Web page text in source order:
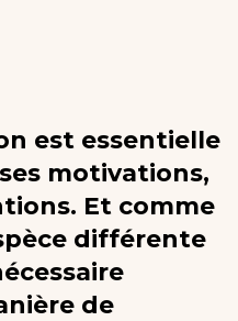
est essentielle
motivations,
Et comme
différente
de